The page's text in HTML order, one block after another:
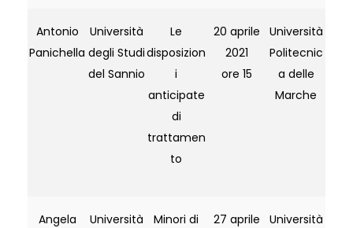
Antonio
Panichella
Università
degli Studi
del Sannio
Le
disposizion
i
anticipate
di
trattamen
to
20 aprile
2021
ore 15
Università
Politecnic
a delle
Marche
Angela
Università
Minori di
27 aprile
Università